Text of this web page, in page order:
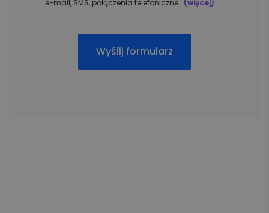
e-mail, SMS, połączenia telefoniczne. (więcej)